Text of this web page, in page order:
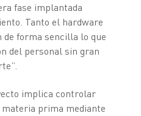
fase implantada
Tanto el hardware
forma sencilla lo que
del personal sin gran
implica controlar
prima mediante